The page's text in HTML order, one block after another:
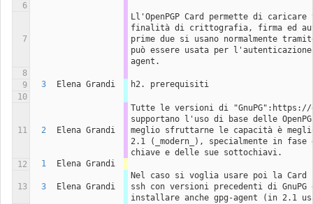
6
7
Ll'OpenPGP Card permette di
finalità di crittografia, firma ed
prime due si usano normalmente
può essere usata per
agent.
8
9
3 Elena Grandi
h2. prerequisiti
10
11 2 Elena Grandi
Tutte le versioni di "GnuPG":https://
supportano l'uso di base delle
meglio sfruttarne le capacità è
2.1 (_modern_), specialmente in
chiave e delle sue sottochiavi.
12
1 Elena Grandi
13 3 Elena Grandi
Nel caso si voglia usare poi la Card
ssh con versioni precedenti di GnuPG
installare anche gpg-agent (in 2.1